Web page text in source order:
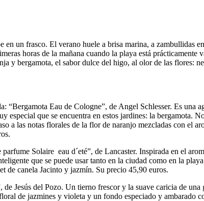
en un frasco. El verano huele a brisa marina, a zambullidas
horas de la mañana cuando la playa está
y bergamota, el sabor dulce del higo, al olor de las flores:
“Bergamota Eau de Cologne”, de Angel Schlesser. Es
que se encuentra en estos jardines: la bergamota.
a las notas florales de la flor de naranjo mezcladas con el
Solaire eau d´eté”, de Lancaster. Inspirada en el
que se puede usar tanto en la ciudad como en la
de canela Jacinto y jazmín. Su precio 45,90 euros.
Jesús del Pozo. Un tierno frescor y la suave caricia de
de jazmines y violeta y un fondo especiado y ambarado